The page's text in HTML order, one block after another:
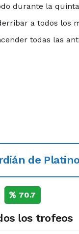
durante la
a todos los
todas las
de Platino
70.7
los trofeos